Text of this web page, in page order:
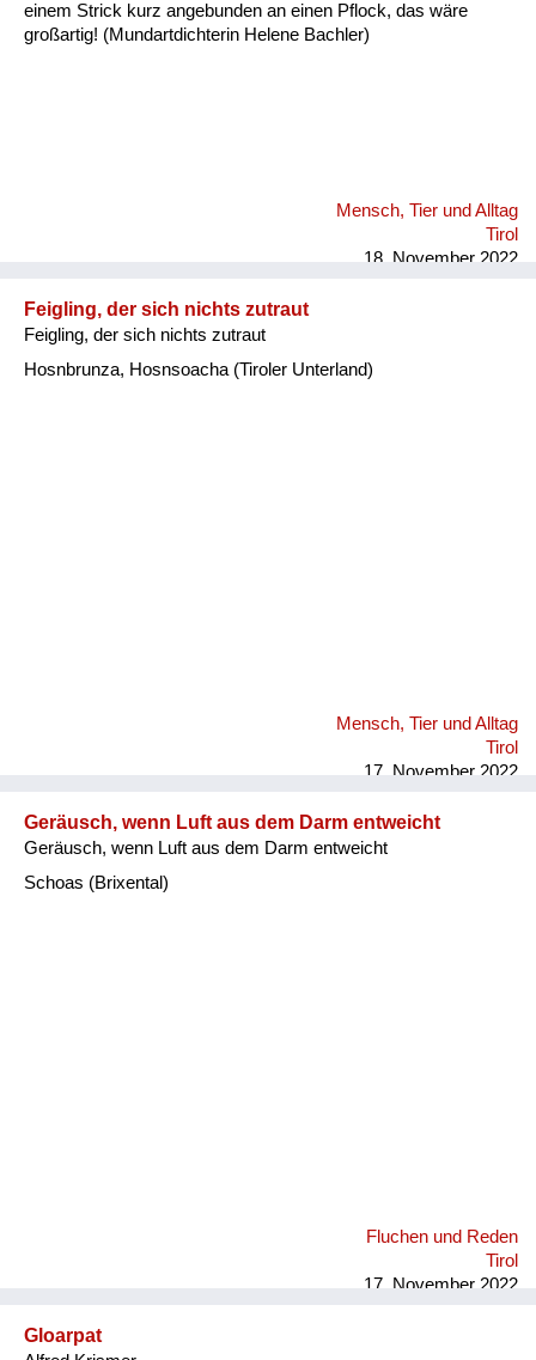
einem Strick kurz angebunden an einen Pflock, das wäre
großartig! (Mundartdichterin Helene Bachler)
Mensch, Tier und Alltag
Tirol
18. November 2022
Feigling, der sich nichts zutraut
Feigling, der sich nichts zutraut
Hosnbrunza, Hosnsoacha (Tiroler Unterland)
Mensch, Tier und Alltag
Tirol
17. November 2022
Geräusch, wenn Luft aus dem Darm entweicht
Geräusch, wenn Luft aus dem Darm entweicht
Schoas (Brixental)
Fluchen und Reden
Tirol
17. November 2022
Gloarpat